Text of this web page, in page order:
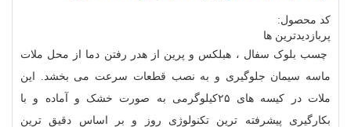
کد محصول:
پربازدیدترین ها
چسب بلوک سفال ، هبلکس و پرین از هدر رفتن دما از محل ملات
ماسه سیمان جلوگیری و به نصب قطعات سرعت می بخشد. این
ملات در کیسه های ۲۵کیلوگرمی به صورت خشک و آماده و با
بکارگیری پیشرفته ترین تکنولوژی روز و بر اساس دقیق ترین